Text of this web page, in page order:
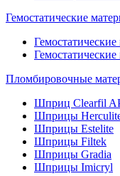
Гемостатические
Пломбировочные
Шприц Clearfil
Шприцы
Шприцы Estelite
Шприцы Filtek
Шприцы Gradia
Шприцы Imicryl